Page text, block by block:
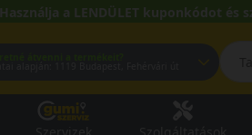
Használja a LENDÜLET kuponkódot és